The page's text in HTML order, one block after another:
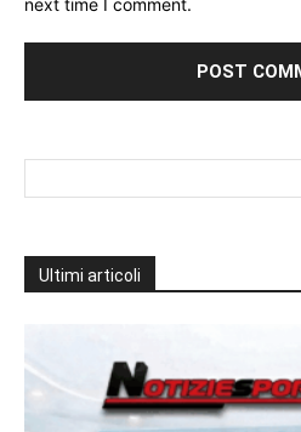
next time I comment.
Ultimi articoli